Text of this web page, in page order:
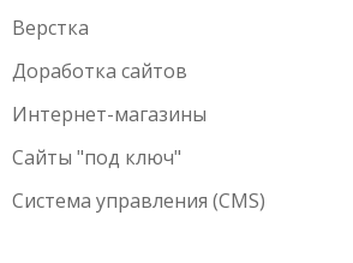
Верстка
Доработка сайтов
Интернет-магазины
Сайты "под ключ"
Система управления (CMS)